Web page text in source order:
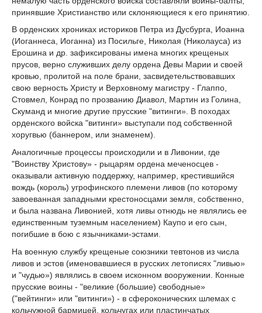
принявшие Христианство или склоняющиеся к его принятию.
В орденских хрониках историков Петра из Дусбурга, Иоанна
(Иоганнеса, Иоганна) из Посильге, Николая (Николауса) из
Ерошина и др. зафиксированы имена многих крещеных
прусов, верно служивших делу ордена Девы Марии и своей
кровью, пролитой на поле брани, засвидетельствовавших
свою верность Христу и Верховному магистру - Глаппо,
Стовмел, Конрад по прозванию Диавол, Мартин из Голина,
Скуманд и многие другие прусские "витинги». В походах
орденского войска "витинги» выступали под собственной
хоругвью (баннером, или знаменем).
Аналогичные процессы происходили и в Ливонии, где
"Воинству Христову» - рыцарям ордена меченосцев -
оказывали активную поддержку, например, крестившийся
вождь (король) угрофинского племени ливов (по которому
завоеванная западными крестоносцами земля, собственно,
и была названа Ливонией, хотя ливы отнюдь не являлись ее
единственным туземным населением) Каупо и его сын,
погибшие в бою с язычниками-эстами.
На военную службу крещеные союзники тевтонов из числа
ливов и эстов (именовавшиеся в русских летописях "ливью»
и "чудью») являлись в своем исконном вооружении. Конные
прусские воины - "великие (большие) свободные»
("вейтинги» или "витинги») - в сфероконических шлемах с
кольчужной бармицей, кольчугах или пластинчатых